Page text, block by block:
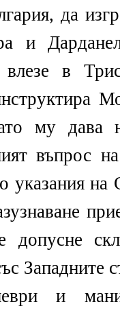
да
и
в
му дава
въпрос
указания
и